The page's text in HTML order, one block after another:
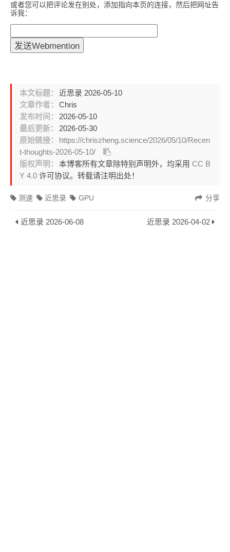
或者您可以把评论发在别处，添加指向本页的连接，然后把网址告
诉我：
本文标题：
近思录 2026-05-10
文章作者：
Chris
发布时间：
2026-05-10
最后更新：
2026-05-30
原始链接：
https://chriszheng.science/2026/05/10/Recen
t-thoughts-2026-05-10/
版权声明：
本博客所有文章除特别声明外，均采用CC B
Y 4.0许可协议。转载请注明出处！
分享
测速 近思录 GPU
近思录 2026-06-08 近思录 2026-04-02